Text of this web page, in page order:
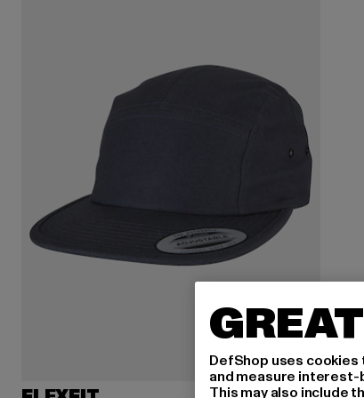
DefShop uses
and measure interest-
This may also include